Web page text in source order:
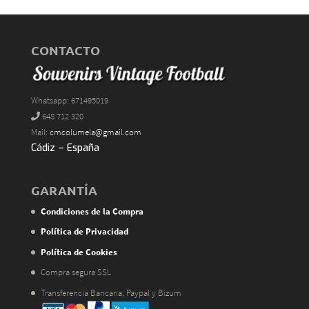
CONTACTO
Whatsapp: 671495019
648 712 320
Mail: cmcolumela@gmail.com
Cádiz – España
GARANTÍA
Condiciones de la Compra
Política de Privacidad
Política de Cookies
Compra segura SSL
Transferencia Bancaria, Paypal y Bizum